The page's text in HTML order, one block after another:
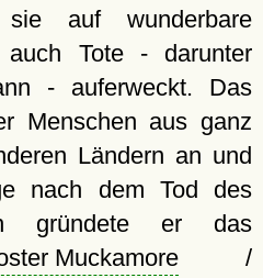
auf wunderbare
Tote - darunter
- auferweckt. Das
Menschen aus ganz
Ländern an und
nach dem Tod des
gründete er das
Muckamore/